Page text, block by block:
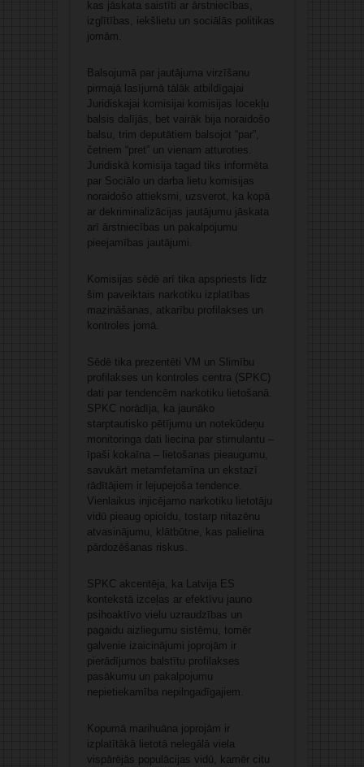
kas jāskata saistīti ar ārstniecības,
izglītības, iekšlietu un sociālās politikas
jomām.
Balsojumā par jautājuma virzīšanu
pirmajā lasījumā tālāk atbildīgajai
Juridiskajai komisijai komisijas locekļu
balsis dalījās, bet vairāk bija noraidošo
balsu, trim deputātiem balsojot “par”,
četriem “pret” un vienam atturoties.
Juridiskā komisija tagad tiks informēta
par Sociālo un darba lietu komisijas
noraidošo attieksmi, uzsverot, ka kopā
ar dekriminalizācijas jautājumu jāskata
arī ārstniecības un pakalpojumu
pieejamības jautājumi.
Komisijas sēdē arī tika apspriests līdz
šim paveiktais narkotiku izplatības
mazināšanas, atkarību profilakses un
kontroles jomā.
Sēdē tika prezentēti VM un Slimību
profilakses un kontroles centra (SPKC)
dati par tendencēm narkotiku lietošanā.
SPKC norādīja, ka jaunāko
starptautisko pētījumu un notekūdeņu
monitoringa dati liecina par stimulantu –
īpaši kokaīna – lietošanas pieaugumu,
savukārt metamfetamīna un ekstazī
rādītājiem ir lejupejoša tendence.
Vienlaikus injicējamo narkotiku lietotāju
vidū pieaug opioīdu, tostarp nitazēnu
atvasinājumu, klātbūtne, kas palielina
pārdozēšanas riskus.
SPKC akcentēja, ka Latvija ES
kontekstā izceļas ar efektīvu jauno
psihoaktīvo vielu uzraudzības un
pagaidu aizliegumu sistēmu, tomēr
galvenie izaicinājumi joprojām ir
pierādījumos balstītu profilakses
pasākumu un pakalpojumu
nepietiekamība nepilngadīgajiem.
Kopumā marihuāna joprojām ir
izplatītākā lietotā nelegālā viela
vispārējās populācijas vidū, kamēr citu